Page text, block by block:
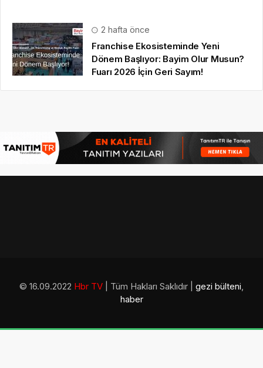
2 hafta önce
Franchise Ekosisteminde Yeni
Dönem Başlıyor: Bayim Olur Musun?
Fuarı 2026 İçin Geri Sayım!
© 16.09.2022 Hbr TV | Tüm Hakları Saklıdır | gezi bülteni,
haber